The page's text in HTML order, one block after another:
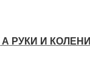
РУКИ И КОЛЕНИ